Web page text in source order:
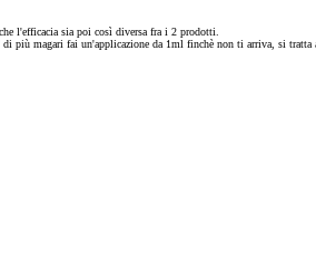
l'efficacia sia poi così diversa fra i 2 prodotti.
più magari fai un'applicazione da 1ml finchè non ti arriva, si